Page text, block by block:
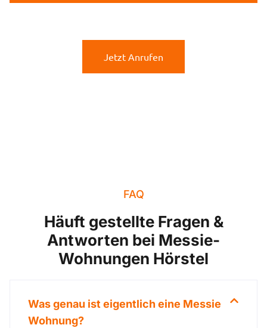
Jetzt Anrufen
FAQ
Häuft gestellte Fragen &
Antworten bei Messie-
Wohnungen Hörstel
Was genau ist eigentlich eine Messie
Wohnung?